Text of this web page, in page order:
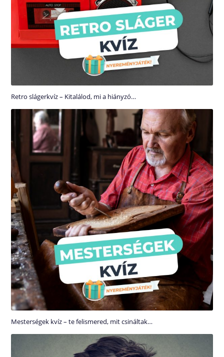
Retro slágerkvíz – Kitalálod, mi a hiányzó…
Mesterségek kvíz – te felismered, mit csináltak…